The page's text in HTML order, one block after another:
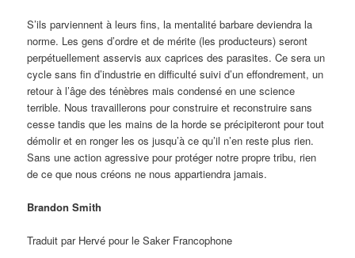
S’ils parviennent à leurs fins, la mentalité barbare deviendra la
norme. Les gens d’ordre et de mérite (les producteurs) seront
perpétuellement asservis aux caprices des parasites. Ce sera un
cycle sans fin d’industrie en difficulté suivi d’un effondrement, un
retour à l’âge des ténèbres mais condensé en une science
terrible. Nous travaillerons pour construire et reconstruire sans
cesse tandis que les mains de la horde se précipiteront pour tout
démolir et en ronger les os jusqu’à ce qu’il n’en reste plus rien.
Sans une action agressive pour protéger notre propre tribu, rien
de ce que nous créons ne nous appartiendra jamais.
Brandon Smith
Traduit par Hervé pour le Saker Francophone